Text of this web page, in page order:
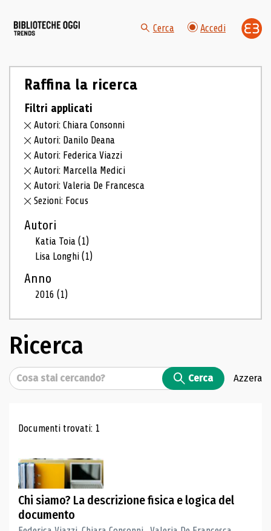
Cerca Accedi
Raffina la ricerca
Filtri applicati
Autori: Chiara Consonni
Autori: Danilo Deana
Autori: Federica Viazzi
Autori: Marcella Medici
Autori: Valeria De Francesca
Sezioni: Focus
Autori
Katia Toia(1)
Lisa Longhi(1)
Anno
2016(1)
Ricerca
Cerca Cerca Azzera
Risultati di ricerca
Documenti trovati: 1
Chi siamo? La descrizione fisica e logica del
documento